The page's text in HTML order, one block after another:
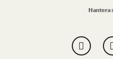
Hantera